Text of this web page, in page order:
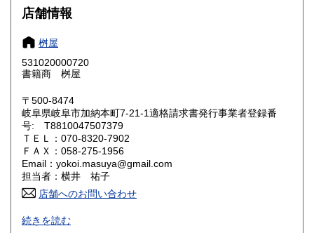
大阪府
奈良県
鳥取県
岡山県
山口県 750円
香川県 750円
高知県 750円
佐賀県
店舗情報
桝屋
531020000720
書籍商 桝屋
〒500-8474
岐阜県岐阜市加納本町7-21-1適格請求書発行事業者登録番
号: T8810047507379
ＴＥＬ：070-8320-7902
ＦＡＸ：058-275-1956
Email：yokoi.masuya@gmail.com
担当者：横井 祐子
店舗へのお問い合わせ
ご覧頂きありがとうございます。
当店は安心・丁寧を理念としております。
続きを読む